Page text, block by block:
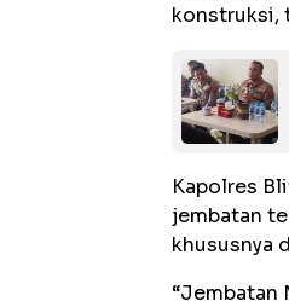
konstruksi,
Kapolres
jembatan
khususnya
“Jembatan